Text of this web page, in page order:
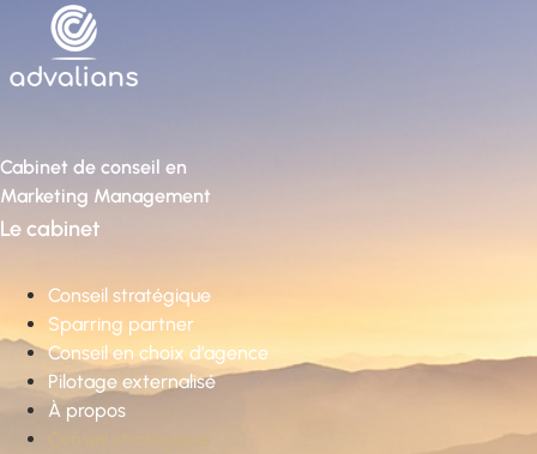
Cabinet de conseil en
Marketing Management
Le cabinet
Conseil stratégique
Sparring partner
Conseil en choix d’agence
Pilotage externalisé
À propos
Conseil stratégique